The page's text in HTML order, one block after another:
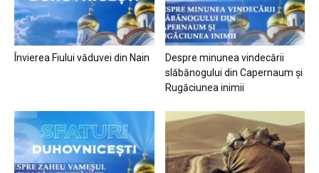
Învierea Fiului văduvei din Nain
Despre minunea vindecării
slăbănogului din Capernaum și
Rugăciunea inimii